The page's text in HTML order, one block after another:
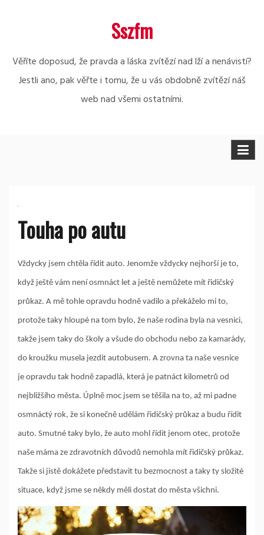
Sszfm
Věříte doposud, že pravda a láska zvítězí nad lží a nenávistí?
Jestli ano, pak věřte i tomu, že u vás obdobně zvítězí náš
web nad všemi ostatními.
Touha po autu
Vždycky jsem chtěla řídit auto. Jenomže vždycky nejhorší je to,
když ještě vám není osmnáct let a ještě nemůžete mít řidičský
průkaz. A mě tohle opravdu hodně vadilo a překáželo mi to,
protože taky hloupé na tom bylo, že naše rodina byla na vesnici,
takže jsem taky do školy a všude do obchodu nebo za kamarády,
do kroužku musela jezdit autobusem. A zrovna ta naše vesnice
je opravdu tak hodně zapadlá, která je patnáct kilometrů od
nejbližšího města. Úplně moc jsem se těšila na to, až mi padne
osmnáctý rok, že si konečně udělám řidičský průkaz a budu řídit
auto. Smutné taky bylo, že auto mohl řídit jenom otec, protože
naše máma ze zdravotních důvodů nemohla mít řidičský průkaz.
Takže si jistě dokážete představit tu bezmocnost a taky ty složité
situace, když jsme se někdy měli dostat do města všichni.